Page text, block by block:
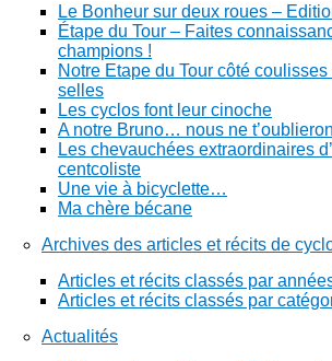
Le Bonheur sur deux roues –
Étape du Tour – Faites
champions !
Notre Etape du Tour côté coulisses
selles
Les cyclos font leur cinoche
A notre Bruno… nous ne
Les chevauchées extraordinaires
centcoliste
Une vie à bicyclette…
Ma chère bécane
Archives des articles et récits de
Articles et récits classés par
Articles et récits classés par
Actualités